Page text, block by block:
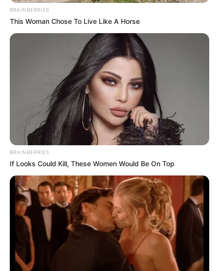
newstok.grστην Google
Ανακαλύψτε περισσότερα άρθρα στα αποτελέσματα
αναζήτησης.
BRAINBERRIES
This Woman Chose To Live Like A Horse
BRAINBERRIES
If Looks Could Kill, These Women Would Be On Top